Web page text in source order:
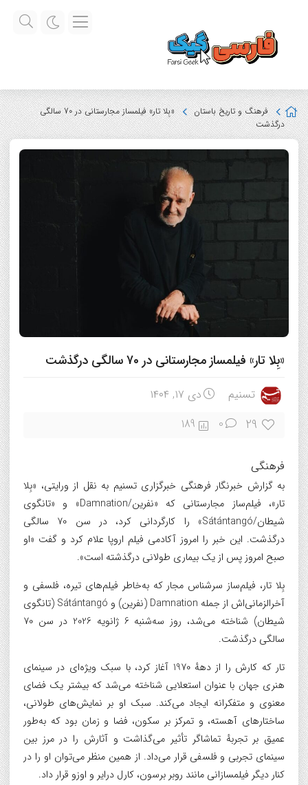
فرهنگ و تاریخ باستان
«بِلا تار» فیلمساز مجارستانی در 70 سالگی
درگذشت
«بِلا تار» فیلمساز مجارستانی در 70 سالگی درگذشت
تسنیم دی ۱۷, ۱۴۰۴
29
0
189
فرهنگی
به گزارش خبرنگار فرهنگی خبرگزاری تسنیم به نقل از ورایتی، «بِلا
تار»، فیلم‌ساز مجارستانی که «نفرین/Damnation» و «تانگوی
شیطان/Sátántangó» را کارگردانی کرد، در سن 70 سالگی
درگذشت. این خبر را امروز آکادمی فیلم اروپا علام کرد و گفت «او
صبح امروز پس از یک بیماری طولانی درگذشته است».
بِلا تار، فیلم‌ساز سرشناس مجار که به‌خاطر فیلم‌های تیره، فلسفی و
آخرالزمانی‌اش از جمله Damnation (نفرین) و Sátántangó (تانگوی
شیطان) شناخته می‌شد، روز سه‌شنبه 6 ژانویه 2026 در سن 70
سالگی درگذشت.
تار که کارش را از دههٔ 1970 آغاز کرد، با سبک ویژه‌ای در سینمای
هنری جهان با عنوان استعلایی شناخته می‌شد که بیشتر یک فضای
معنوی و متفکرانه ایجاد می‌کند. سبک او بر نمایش‌های طولانی،
ساختارهای آهسته، و تمرکز بر سکون، فضا و زمان بود که به‌طور
عمیق بر تجربهٔ تماشاگر تأثیر می‌گذاشت و آثارش را در مرز بین
سینمای تجربی و فلسفی قرار می‌داد. از همین منظر می‌توان او را در
کنار دیگر فیلمسازانی مانند روبر برسون، کارل درایر و اوزو قرار داد.